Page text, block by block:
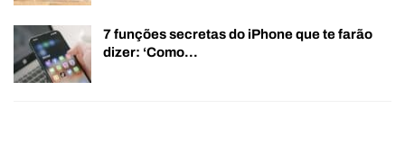
7 funções secretas do iPhone que te farão
dizer: ‘Como…